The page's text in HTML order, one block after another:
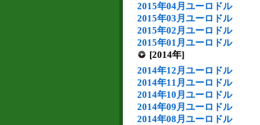
2015年04月ユーロドル
2015年03月ユーロドル
2015年02月ユーロドル
2015年01月ユーロドル
[2014年]
2014年12月ユーロドル
2014年11月ユーロドル
2014年10月ユーロドル
2014年09月ユーロドル
2014年08月ユーロドル